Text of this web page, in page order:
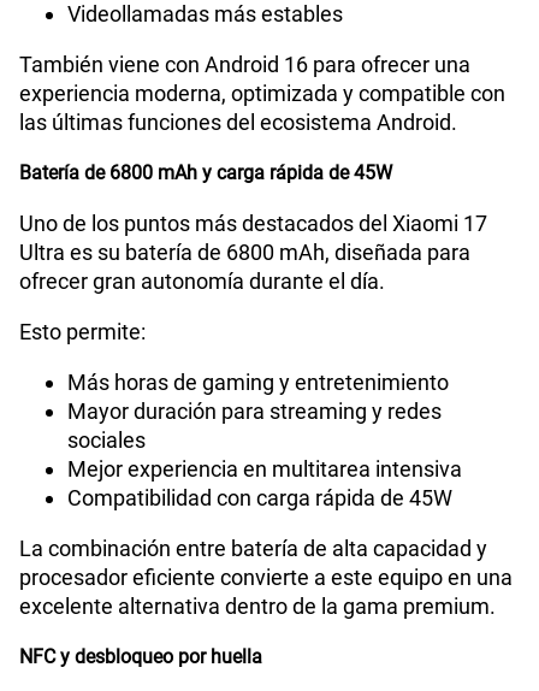
Videollamadas más estables
También viene con Android 16 para ofrecer una
experiencia moderna, optimizada y compatible con
las últimas funciones del ecosistema Android.
Batería de 6800 mAh y carga rápida de 45W
Uno de los puntos más destacados del Xiaomi 17
Ultra es su batería de 6800 mAh, diseñada para
ofrecer gran autonomía durante el día.
Esto permite:
Más horas de gaming y entretenimiento
Mayor duración para streaming y redes
sociales
Mejor experiencia en multitarea intensiva
Compatibilidad con carga rápida de 45W
La combinación entre batería de alta capacidad y
procesador eficiente convierte a este equipo en una
excelente alternativa dentro de la gama premium.
NFC y desbloqueo por huella